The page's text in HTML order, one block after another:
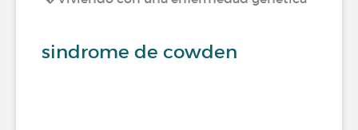
sindrome de cowden